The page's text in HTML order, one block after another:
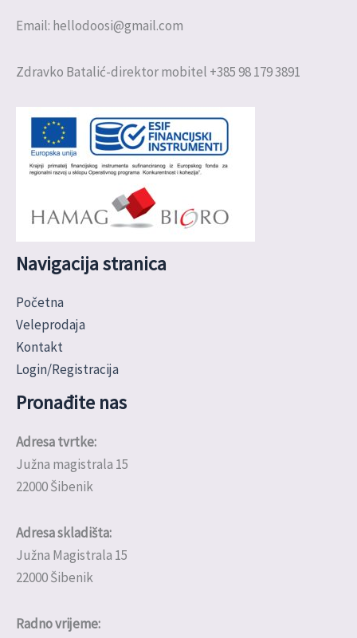
Email: hellodoosi@gmail.com
Zdravko Batalić-direktor mobitel +385 98 179 3891
Navigacija stranica
Početna
Veleprodaja
Kontakt
Login/Registracija
Pronađite nas
Adresa tvrtke:
Južna magistrala 15
22000 Šibenik
Adresa skladišta:
Južna Magistrala 15
22000 Šibenik
Radno vrijeme: